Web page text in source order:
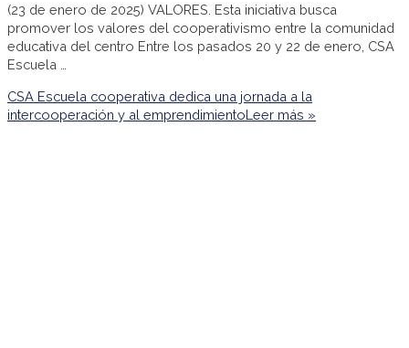
(23 de enero de 2025) VALORES. Esta iniciativa busca
promover los valores del cooperativismo entre la comunidad
educativa del centro Entre los pasados 20 y 22 de enero, CSA
Escuela …
CSA Escuela cooperativa dedica una jornada a la
intercooperación y al emprendimientoLeer más »